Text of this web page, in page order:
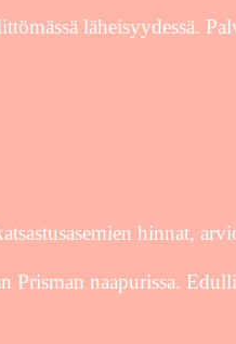
läheisyydessä.
hinnat,
naapurissa.